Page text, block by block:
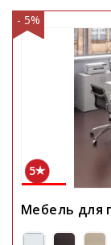
- 5%
5
Мебель для